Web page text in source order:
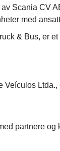
Scania CV
med
& Bus, er
Veículos Ltda.,
partnere